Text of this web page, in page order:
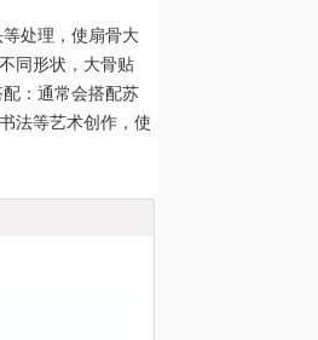
处理，使扇骨大
同形状，大骨贴
：通常会搭配苏
法等艺术创作，使